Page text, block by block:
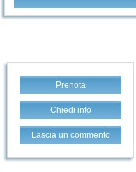
Prenota
Chiedi info
Lascia un commento